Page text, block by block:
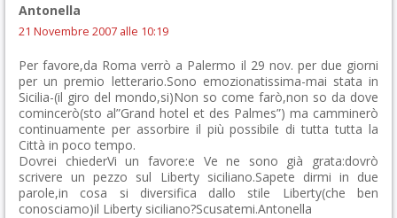
Antonella
21 Novembre 2007 alle 10:19
Per favore,da Roma verrò a Palermo il 29 nov. per due giorni
per un premio letterario.Sono emozionatissima-mai stata in
Sicilia-(il giro del mondo,si)Non so come farò,non so da dove
comincerò(sto al”Grand hotel et des Palmes”) ma camminerò
continuamente per assorbire il più possibile di tutta tutta la
Città in poco tempo.
Dovrei chiederVi un favore:e Ve ne sono già grata:dovrò
scrivere un pezzo sul Liberty siciliano.Sapete dirmi in due
parole,in cosa si diversifica dallo stile Liberty(che ben
conosciamo)il Liberty siciliano?Scusatemi.Antonella